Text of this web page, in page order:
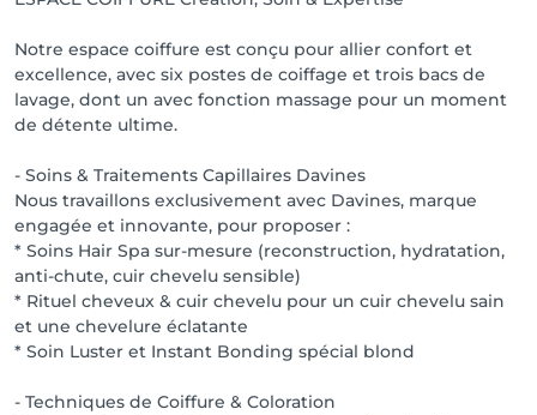
Notre espace coiffure est conçu pour allier confort et
excellence, avec six postes de coiffage et trois bacs de
lavage, dont un avec fonction massage pour un moment
de détente ultime.
- Soins & Traitements Capillaires Davines
Nous travaillons exclusivement avec Davines, marque
engagée et innovante, pour proposer :
* Soins Hair Spa sur-mesure (reconstruction, hydratation,
anti-chute, cuir chevelu sensible)
* Rituel cheveux & cuir chevelu pour un cuir chevelu sain
et une chevelure éclatante
* Soin Luster et Instant Bonding spécial blond
- Techniques de Coiffure & Coloration